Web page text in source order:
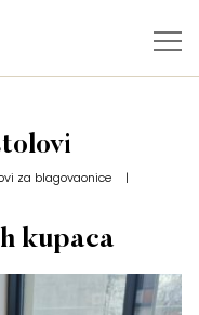
za blagovaonice
|
kupaca